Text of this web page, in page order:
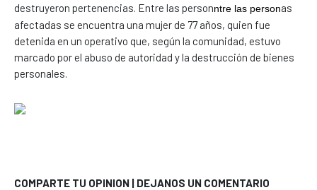
destruyeron pertenencias. Entre las personntre las personas
afectadas se encuentra una mujer de 77 años, quien fue
detenida en un operativo que, según la comunidad, estuvo
marcado por el abuso de autoridad y la destrucción de bienes
personales.
COMPARTE TU OPINION | DEJANOS UN COMENTARIO